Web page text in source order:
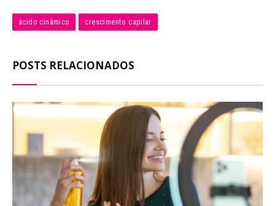
ácido cinâmico crescimento capilar
POSTS RELACIONADOS